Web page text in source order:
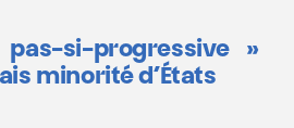
pas-si-progressive »
minorité d’États